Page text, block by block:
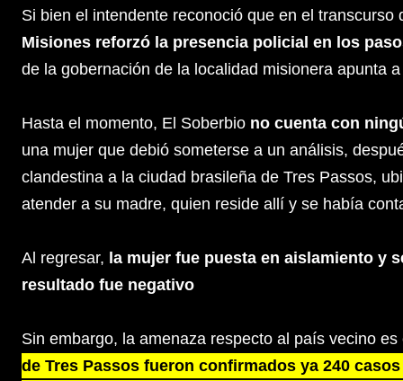
Si bien el intendente reconoció que en el
Misiones reforzó la presencia policial en los
de la gobernación de la localidad misionera apunta
Hasta el momento, El Soberbio no cuenta con
una mujer que debió someterse a un análisis,
clandestina a la ciudad brasileña de Tres Passos,
atender a su madre, quien reside allí y se había
Al regresar, la mujer fue puesta en aislamiento y
resultado fue negativo
Sin embargo, la amenaza respecto al país vecino
de Tres Passos fueron confirmados ya 240